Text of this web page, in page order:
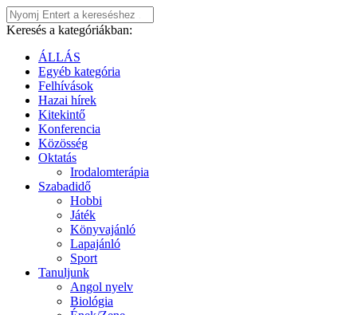
Keresés a kategóriákban:
ÁLLÁS
Egyéb kategória
Felhívások
Hazai hírek
Kitekintő
Konferencia
Közösség
Oktatás
Irodalomterápia
Szabadidő
Hobbi
Játék
Könyvajánló
Lapajánló
Sport
Tanuljunk
Angol nyelv
Biológia